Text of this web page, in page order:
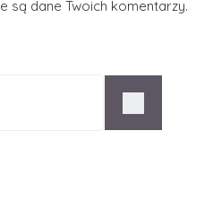
są dane Twoich komentarzy.